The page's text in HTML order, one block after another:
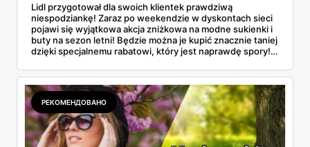
Lidl przygotował dla swoich klientek prawdziwą
niespodziankę! Zaraz po weekendzie w dyskontach sieci
pojawi się wyjątkowa akcja zniżkowa na modne sukienki i
buty na sezon letni! Będzie można je kupić znacznie taniej
dzięki specjalnemu rabatowi, który jest naprawdę spory!
się, jak wyglądają przecenione rzeczy.
РЕКОМЕНДОВАНО